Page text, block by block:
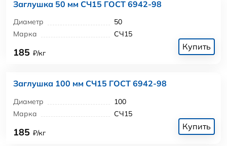
Заглушка 50 мм СЧ15 ГОСТ 6942-98
Диаметр
50
Марка
СЧ15
185 ₽/кг
Купить
Заглушка 100 мм СЧ15 ГОСТ 6942-98
Диаметр
100
Марка
СЧ15
185 ₽/кг
Купить